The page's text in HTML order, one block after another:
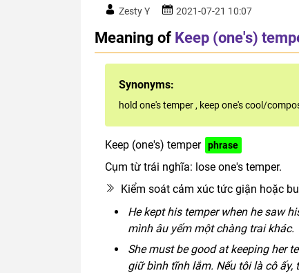
Zesty Y 2021-07-21 10:07
Meaning of Keep (one's)
Synonyms:
hold one's temper , keep one's cool/
Keep (one's) temper phrase
Cụm từ trái nghĩa: lose one's temper.
Kiểm soát cảm xúc tức giận hoặc
He kept his temper when he saw
mình âu yếm một chàng trai khác.
She must be good at keeping her
giữ bình tĩnh lắm. Nếu tôi là cô ấy,